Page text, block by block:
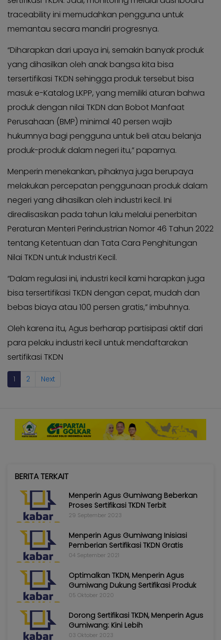
traceability ini memudahkan pengguna untuk
memantau secara mandiri progresnya.
“Diharapkan dari upaya ini, semakin banyak produk
yang dihasilkan oleh anak bangsa kita bisa
tersertifikasi TKDN sehingga produk tersebut bisa
masuk e-Katalog LKPP, yang memiliki aturan bahwa
produk dengan nilai TKDN dan Bobot Manfaat
Perusahaan (BMP) minimal 40 persen wajib
hukumnya bagi pengguna untuk beli atau belanja
produk-produk dalam negeri itu,” paparnya.
Menperin menekankan, pihaknya juga berupaya
melakukan percepatan penggunaan produk dalam
negeri yang dihasilkan oleh industri kecil. Ini
direalisasikan pada tahun lalu melalui penerbitan
Peraturan Menteri Perindustrian Nomor 46 Tahun 2022
tentang Ketentuan dan Tata Cara Penghitungan
Nilai TKDN untuk Industri Kecil.
“Dalam regulasi ini, industri kecil kami harapkan juga
bisa tersertifikasi TKDN dengan cepat, mudah dan
bebas biaya atau 100 persen gratis,” imbuhnya.
Oleh karena itu, Agus berharap partisipasi aktif dari
para pelaku industri kecil untuk mendaftarakan
sertifikasi TKDN
1 2 Next
BERITA TERKAIT
Menperin Agus Gumiwang Beberkan
Proses Sertifikasi TKDN Terbit
29 September 2023
Menperin Agus Gumiwang Inisiasi
Pemberian Sertifikasi TKDN Gratis
04 September 2021
Optimalkan TKDN, Menperin Agus
Gumiwang Dukung Sertifikasi Produk
05 Oktober 2020
Dorong Sertifikasi TKDN, Menperin Agus
Gumiwang: Kini Lebih
03 Oktober 2023